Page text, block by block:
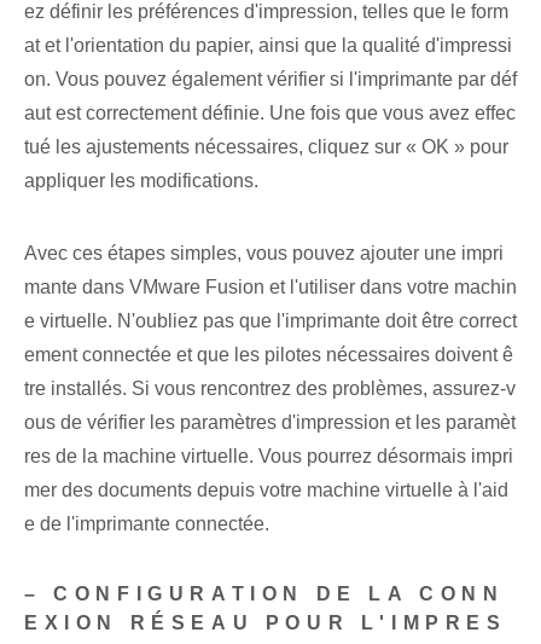
ez définir les préférences d'impression, telles que le form
at et l'orientation du papier, ainsi que la qualité d'impressi
on. Vous pouvez également vérifier si l'imprimante par déf
aut est correctement définie. Une fois que vous avez effec
tué les ajustements nécessaires, cliquez sur « OK » pour
appliquer les modifications.
Avec ces étapes simples, vous pouvez ajouter une impri
mante dans VMware Fusion et l'utiliser dans votre machin
e virtuelle. N'oubliez pas que l'imprimante doit être correct
ement connectée et que les pilotes nécessaires doivent ê
tre installés. Si vous rencontrez des problèmes, assurez-v
ous de vérifier les paramètres d'impression et les paramèt
res de la machine virtuelle. Vous pourrez désormais impri
mer des documents depuis votre machine virtuelle à l'aid
e de l'imprimante connectée.
– CONFIGURATION DE LA CONN
EXION RÉSEAU POUR L'IMPRES